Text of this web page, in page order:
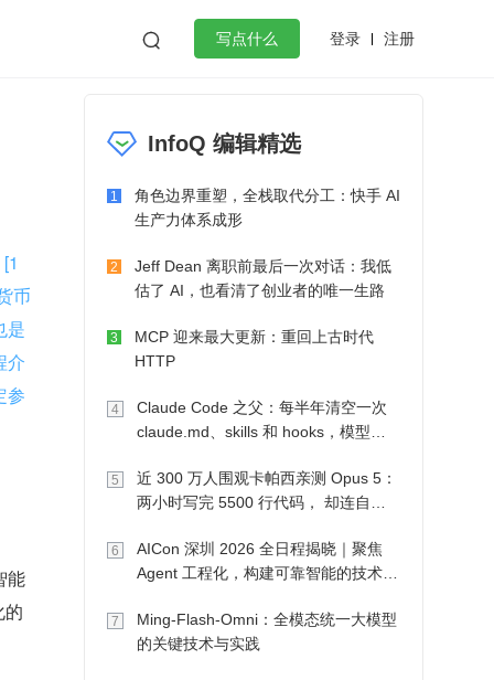
 写点什么 登录 注册
作
微服务架构 flutter
币
是
介
参
能
的
InfoQ 编辑精选
1
角色边界重塑，全栈取代分工：快手 AI
生产力体系成形
2
Jeff Dean 离职前最后一次对话：我低
估了 AI，也看清了创业者的唯一生路
3
MCP 迎来最大更新：重回上古时代
HTTP
4
Claude Code 之父：每半年清空一次
claude.md、skills 和 hooks，模型自
5
近 300 万人围观卡帕西亲测 Opus 5：
两小时写完 5500 行代码， 却连自己
6
AICon 深圳 2026 全日程揭晓｜聚焦
Agent 工程化，构建可靠智能的技术路
7
Ming-Flash-Omni：全模态统一大模型
的关键技术与实践